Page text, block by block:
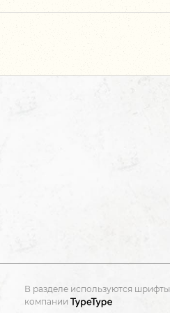
В разделе используются шрифты
компании